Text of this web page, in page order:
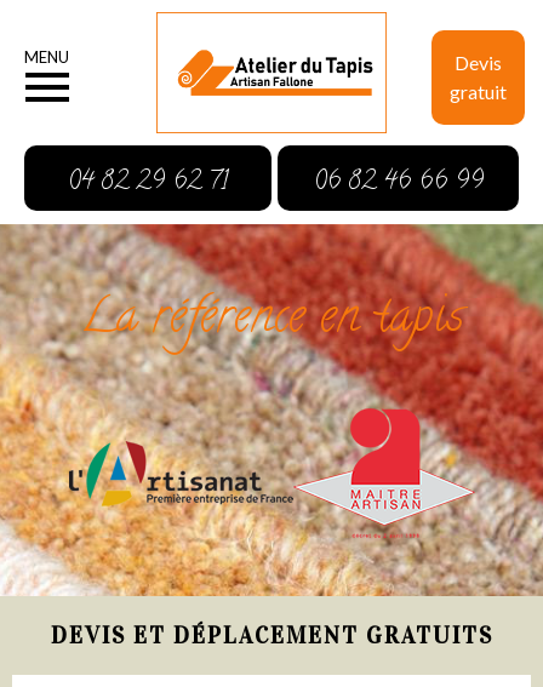
Devis
gratuit
MENU
04 82 29 62 71 06 82 46 66 99
La référence en tapis
DEVIS ET DÉPLACEMENT GRATUITS